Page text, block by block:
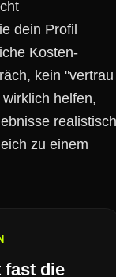
dein Profil
Kosten-
kein "vertrau
helfen,
realistisch
zu einem
fast die